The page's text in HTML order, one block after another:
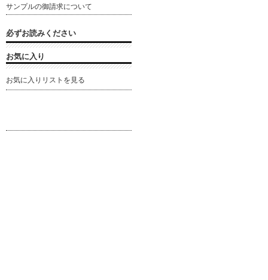
サンプルの御請求について
必ずお読みください
お気に入り
お気に入りリストを見る